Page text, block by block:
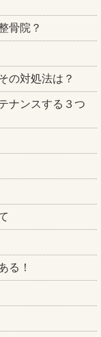
骨院？
の対処法は？
ナンスする３つ
る！